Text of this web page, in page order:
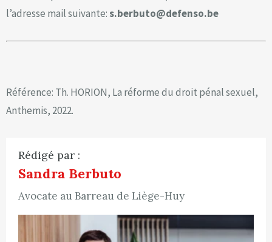
l’adresse mail suivante:s.berbuto@defenso.be
Référence: Th. HORION, La réforme du droit pénal sexuel,
Anthemis, 2022.
Rédigé par :
Sandra Berbuto
Avocate au Barreau de Liège-Huy